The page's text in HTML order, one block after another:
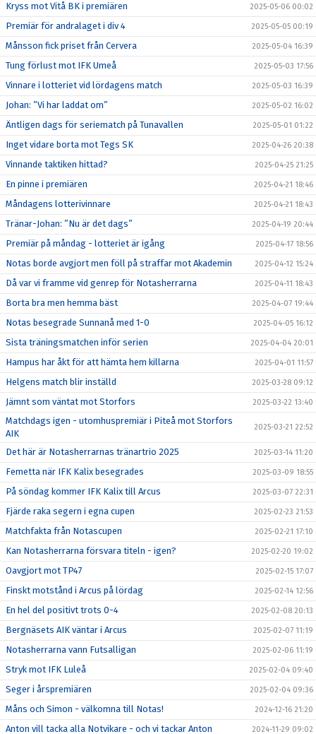
Kryss mot Vitå BK i premiären 2025-05-06 00:02
Premiär för andralaget i div 4 2025-05-05 00:19
Månsson fick priset från Cervera 2025-05-04 16:39
Tung förlust mot IFK Umeå 2025-05-03 17:56
Vinnare i lotteriet vid lördagens match 2025-05-03 16:39
Johan: ”Vi har laddat om” 2025-05-02 16:02
Äntligen dags för seriematch på Tunavallen 2025-05-01 01:22
Inget vidare borta mot Tegs SK 2025-04-26 20:38
Vinnande taktiken hittad? 2025-04-25 21:25
En pinne i premiären 2025-04-21 18:46
Måndagens lotterivinnare 2025-04-21 18:43
Tränar-Johan: ”Nu är det dags” 2025-04-19 20:44
Premiär på måndag - lotteriet är igång 2025-04-17 18:56
Notas borde avgjort men föll på straffar mot Akademin 2025-04-12 15:24
Då var vi framme vid genrep för Notasherrarna 2025-04-11 18:43
Borta bra men hemma bäst 2025-04-07 19:44
Notas besegrade Sunnanå med 1-0 2025-04-05 16:12
Sista träningsmatchen inför serien 2025-04-04 20:01
Hampus har åkt för att hämta hem killarna 2025-04-01 11:57
Helgens match blir inställd 2025-03-28 09:12
Jämnt som väntat mot Storfors 2025-03-22 13:40
Matchdags igen - utomhuspremiär i Piteå mot Storfors
AIK
2025-03-21 22:52
Det här är Notasherrarnas tränartrio 2025 2025-03-14 11:20
Femetta när IFK Kalix besegrades 2025-03-09 18:55
På söndag kommer IFK Kalix till Arcus 2025-03-07 22:31
Fjärde raka segern i egna cupen 2025-02-23 21:53
Matchfakta från Notascupen 2025-02-21 17:10
Kan Notasherrarna försvara titeln - igen? 2025-02-20 19:02
Oavgjort mot TP47 2025-02-15 17:07
Finskt motstånd i Arcus på lördag 2025-02-14 12:56
En hel del positivt trots 0-4 2025-02-08 20:13
Bergnäsets AIK väntar i Arcus 2025-02-07 11:19
Notasherrarna vann Futsalligan 2025-02-06 11:19
Stryk mot IFK Luleå 2025-02-04 09:40
Seger i årspremiären 2025-02-04 09:36
Måns och Simon - välkomna till Notas! 2024-12-16 21:20
Anton vill tacka alla Notvikare - och vi tackar Anton 2024-11-29 09:02